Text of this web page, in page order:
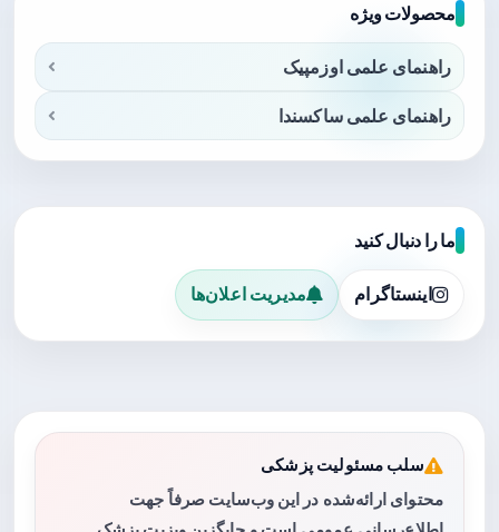
محصولات ویژه
راهنمای علمی اوزمپیک
راهنمای علمی ساکسندا
ما را دنبال کنید
اینستاگرام مدیریت اعلان‌ها
سلب مسئولیت پزشکی
محتوای ارائه‌شده در این وب‌سایت صرفاً جهت